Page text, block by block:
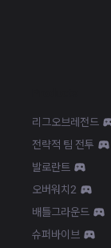
리그오브레전드
전략적 팀 전투
발로란트
오버워치2
배틀그라운드
슈퍼바이브